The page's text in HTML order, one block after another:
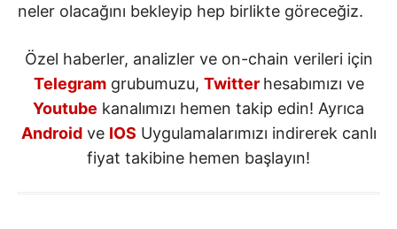
neler olacağını bekleyip hep birlikte göreceğiz.
Özel haberler, analizler ve on-chain verileri için
Telegramgrubumuzu, Twitter hesabımızı ve
Youtube kanalımızı hemen takip edin! Ayrıca
Androidve IOS Uygulamalarımızı indirerek canlı
fiyat takibine hemen başlayın!